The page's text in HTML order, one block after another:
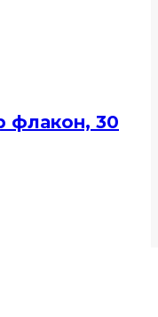
флакон, 30